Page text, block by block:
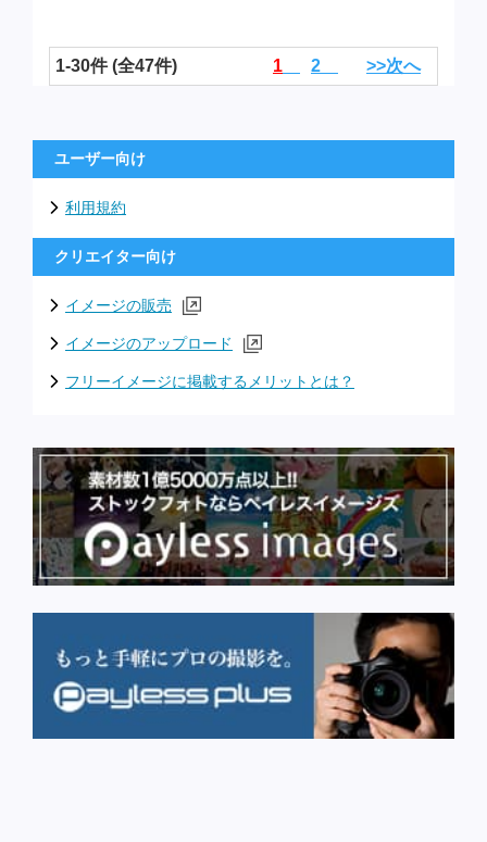
1-30件 (全47件) 1 2 >>次へ
ユーザー向け
利用規約
クリエイター向け
イメージの販売
イメージのアップロード
フリーイメージに掲載するメリットとは？